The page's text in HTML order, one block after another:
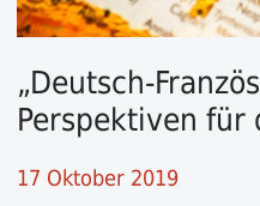
„Deutsch-
Perspektiven für
17 Oktober 2019